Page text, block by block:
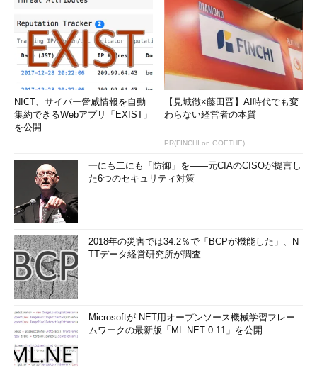
NICT、サイバー脅威情報を自動
集約できるWebアプリ「EXIST」
を公開
【見城徹×藤田晋】AI時代でも変
わらない経営者の本質
PR(FINCHI on GOETHE)
一にも二にも「防御」を――元CIAのCISOが提言し
た6つのセキュリティ対策
2018年の災害では34.2％で「BCPが機能した」、N
TTデータ経営研究所が調査
Microsoftが.NET用オープンソース機械学習フレー
ムワークの最新版「ML.NET 0.11」を公開